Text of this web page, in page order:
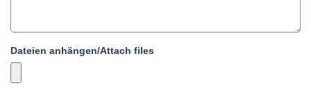
Dateien anhängen/Attach files